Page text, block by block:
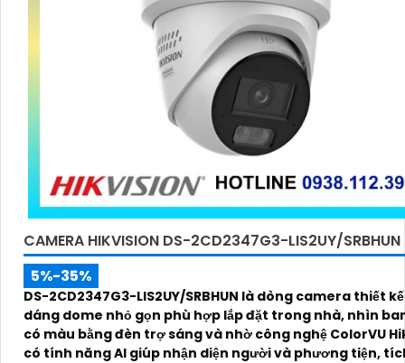
CAMERA HIKVISION DS-2CD2347G3-LIS2UY/SRBHUN
5%-35%
DS-2CD2347G3-LIS2UY/SRBHUN là dòng camera thiết
dáng dome nhỏ gọn phù hợp lắp đặt trong nhà, nhìn
có màu bằng đèn trợ sáng và nhờ công nghệ ColorVU
có tính năng AI giúp nhận diện người và phương tiện,